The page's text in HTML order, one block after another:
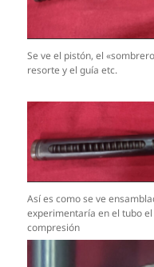
Se ve el pistón, el
resorte y el guía etc.
Así es como se ve
experimentaría en el tubo el
compresión